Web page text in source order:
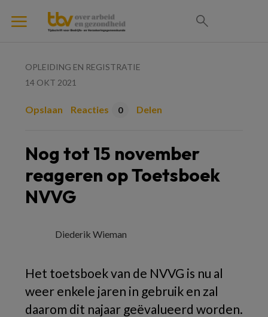
OPLEIDING EN REGISTRATIE
14 OKT 2021
Opslaan Reacties 0 Delen
Nog tot 15 november
reageren op Toetsboek
NVVG
Diederik Wieman
Het toetsboek van de NVVG is nu al
weer enkele jaren in gebruik en zal
daarom dit najaar geëvalueerd worden.